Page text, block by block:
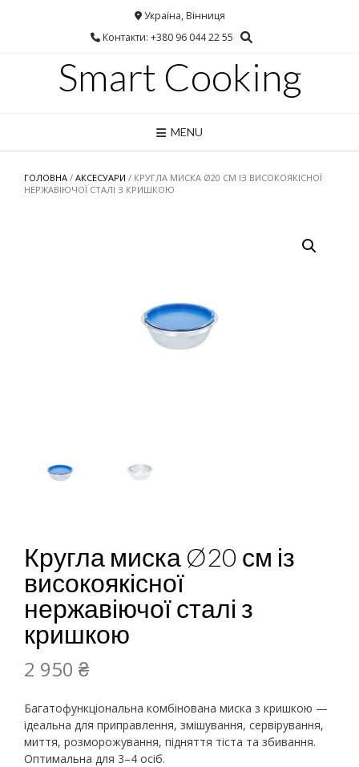
Україна, Вінниця
Контакти: +380 96 044 22 55
Smart Cooking
MENU
ГОЛОВНА / АКСЕСУАРИ / КРУГЛА МИСКА Ø20 СМ ІЗ ВИСОКОЯКІСНОЇ
НЕРЖАВІЮЧОЇ СТАЛІ З КРИШКОЮ
Кругла миска Ø20 см із
високоякісної
нержавіючої сталі з
кришкою
2 950 ₴
Багатофункціональна комбінована миска з кришкою —
ідеальна для приправлення, змішування, сервірування,
миття, розморожування, підняття тіста та збивання.
Оптимальна для 3–4 осіб.